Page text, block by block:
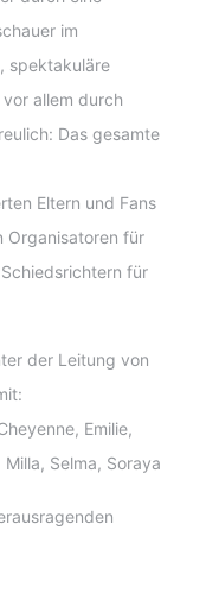
im
spektakuläre
allem durch
Das gesamte
Eltern und Fans
Organisatoren für
für
der Leitung von
Emilie,
Selma, Soraya